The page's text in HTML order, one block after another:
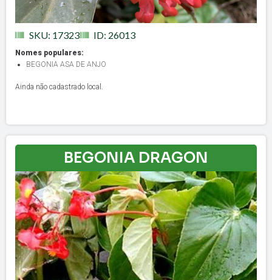
SKU: 17323 ID: 26013
Nomes populares:
BEGONIA ASA DE ANJO
Ainda não cadastrado local.
BEGONIA DRAGON